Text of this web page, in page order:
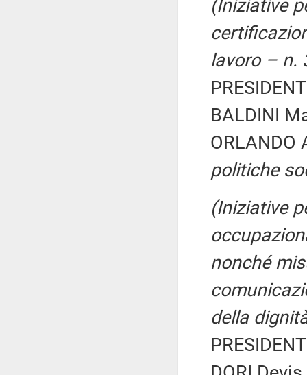
(Iniziative
lavoro – n.
BALDINI
ORLANDO
politiche
(Iniziative
nonché
della